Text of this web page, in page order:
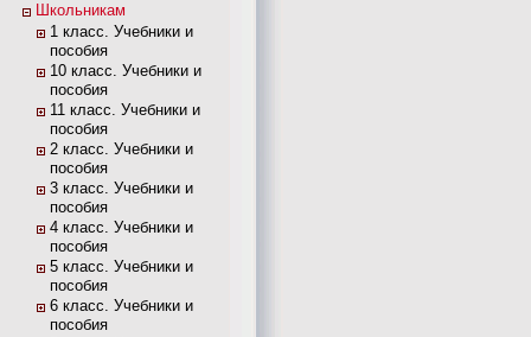
Школьникам
1 класс. Учебники и
пособия
10 класс. Учебники и
пособия
11 класс. Учебники и
пособия
2 класс. Учебники и
пособия
3 класс. Учебники и
пособия
4 класс. Учебники и
пособия
5 класс. Учебники и
пособия
6 класс. Учебники и
пособия